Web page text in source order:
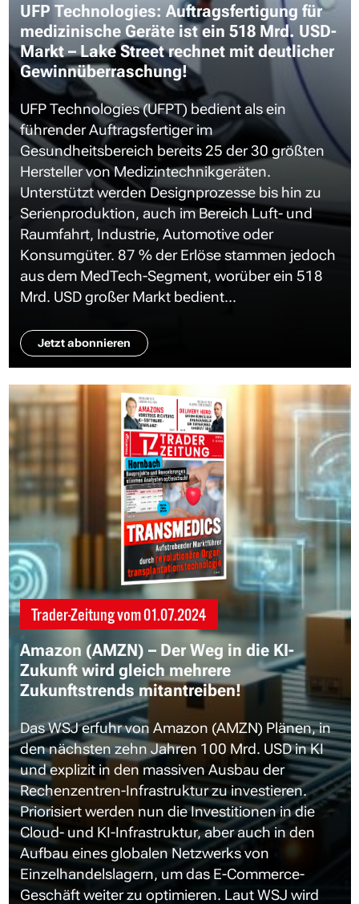
UFP Technologies: Auftragsfertigung für
medizinische Geräte ist ein 518 Mrd. USD-
Markt – Lake Street rechnet mit deutlicher
Gewinnüberraschung!
UFP Technologies (UFPT) bedient als ein
führender Auftragsfertiger im
Gesundheitsbereich bereits 25 der 30 größten
Hersteller von Medizintechnikgeräten.
Unterstützt werden Designprozesse bis hin zu
Serienproduktion, auch im Bereich Luft- und
Raumfahrt, Industrie, Automotive oder
Konsumgüter. 87 % der Erlöse stammen jedoch
aus dem MedTech-Segment, worüber ein 518
Mrd. USD großer Markt bedient...
Jetzt abonnieren
Trader-Zeitung vom01.07.2024
Amazon (AMZN) – Der Weg in die KI-
Zukunft wird gleich mehrere
Zukunftstrends mitantreiben!
Das WSJ erfuhr von Amazon (AMZN) Plänen, in
den nächsten zehn Jahren 100 Mrd. USD in KI
und explizit in den massiven Ausbau der
Rechenzentren-Infrastruktur zu investieren.
Priorisiert werden nun die Investitionen in die
Cloud- und KI-Infrastruktur, aber auch in den
Aufbau eines globalen Netzwerks von
Einzelhandelslagern, um das E-Commerce-
Geschäft weiter zu optimieren. Laut WSJ wird